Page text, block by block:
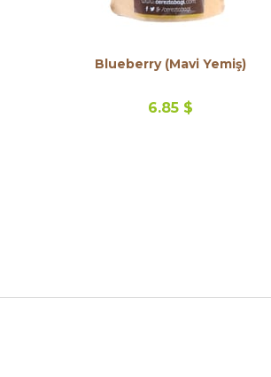
Blueberry (Mavi Yemiş)
6.85 $